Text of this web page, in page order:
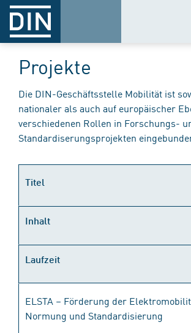
Projekte
Die DIN-Geschäftsstelle Mobilität ist
nationaler als auch auf europäischer
verschiedenen Rollen in Forschungs-
Standardiserungsprojekten
Titel
Inhalt
Laufzeit
ELSTA – Förderung der
Normung und Standardisierung